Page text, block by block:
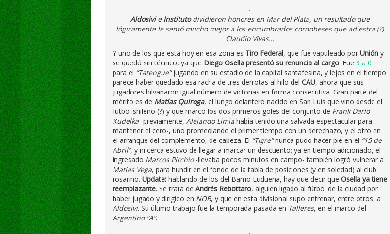
Aldosivie Institutodividieron honores en Mar del Plata, un resultado que
lógicamente le sentó mucho mejor a los encumbrados cordobeses que adiestra (?)
Claudio Vivas…
Y uno de los que está hoy en esa zona es Tiro Federal, que fue vapuleado por Unión y
se quedó sin técnico, ya que Diego Osella presentó su renuncia al cargo. Fue 3 a 0
para el “Tatengue”jugando en su estadio de la capital santafesina, y lejos en el tiempo
parece haber quedado esa racha de tres derrotas al hilo del CAU, ahora que sus
jugadores hilvanaron igual número de victorias en forma consecutiva. Gran parte del
mérito es de Matías Quiroga, el lungo delantero nacido en San Luis que vino desde el
fútbol shileno (?) y que marcó los dos primeros goles del conjunto de Frank Darío
Kudelka -previamente, Alejando Limia había tenido una salvada espectacular para
mantener el cero-, uno promediando el primer tiempo con un derechazo, y el otro en
el arranque del complemento, de cabeza. El “Tigre”nunca pudo hacer pie en el “15 de
Abril”, y ni cerca estuvo de llegar a marcar un descuento; ya en tiempo adicionado, el
ingresado Marcos Pirchio-llevaba pocos minutos en campo- también logró vulnerar a
Matías Vega, para hundir en el fondo de la tabla de posiciones (y en soledad) al club
rosarino. Update: hablando de los del Barrio Ludueña, hay que decir que Osella ya tiene
reemplazante. Se trata de Andrés Rebottaro, alguien ligado al fútbol de la ciudad por
haber jugado y dirigido en NOB, y que en esta divisional supo entrenar, entre otros, a
Aldosivi. Su último trabajo fue la temporada pasada en Talleres, en el marco del
Argentino “A”.